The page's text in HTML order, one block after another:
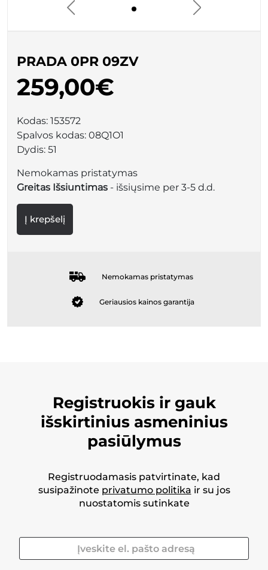
PRADA 0PR 09ZV
259,00€
Kodas: 153572
Spalvos kodas: 08Q1O1
Dydis: 51
Nemokamas pristatymas
Greitas Išsiuntimas - išsiųsime per 3-5 d.d.
Į krepšelį
Nemokamas pristatymas
Geriausios kainos garantija
Registruokis ir gauk
išskirtinius asmeninius
pasiūlymus
Registruodamasis patvirtinate, kad
susipažinote privatumo politika ir su jos
nuostatomis sutinkate